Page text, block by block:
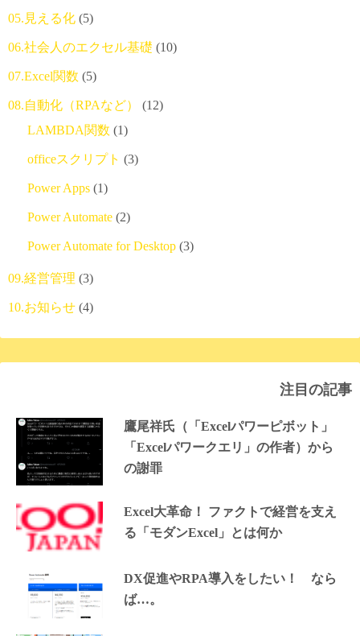
05.見える化 (5)
06.社会人のエクセル基礎 (10)
07.Excel関数 (5)
08.自動化（RPAなど）
(12)
LAMBDA関数 (1)
officeスクリプト (3)
Power Apps (1)
Power Automate (2)
Power Automate for Desktop (3)
09.経営管理 (3)
10.お知らせ (4)
注目の記事
鷹尾祥氏（「Excelパワーピボット」
「Excelパワークエリ」の作者）から
の謝罪
Excel大革命！ ファクトで経営を支え
る「モダンExcel」とは何か
DX促進やRPA導入をしたい！ なら
ば…。